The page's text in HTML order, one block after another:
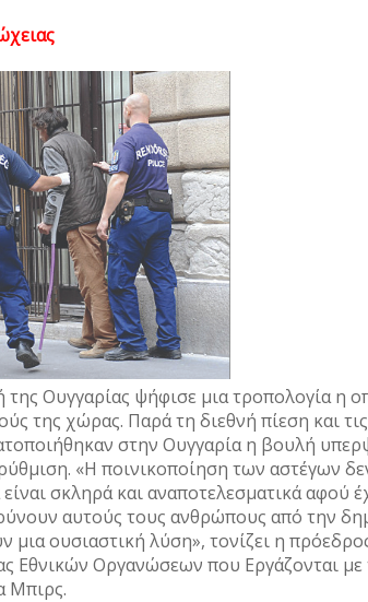
Ουγγαρίας ψήφισε μια τροπολογία η
της χώρας. Παρά τη διεθνή πίεση και τις
στην Ουγγαρία η βουλή
«Η ποινικοποίηση των αστέγων
σκληρά και αναποτελεσματικά αφού
αυτούς τους ανθρώπους από την
ουσιαστική λύση», τονίζει η
Εθνικών Οργανώσεων που Εργάζονται με
Μπιρς.